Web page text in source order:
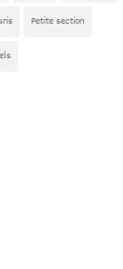
Petite section